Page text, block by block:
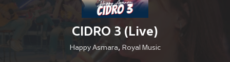
CIDRO 3 (Live)
Happy Asmara, Royal Music